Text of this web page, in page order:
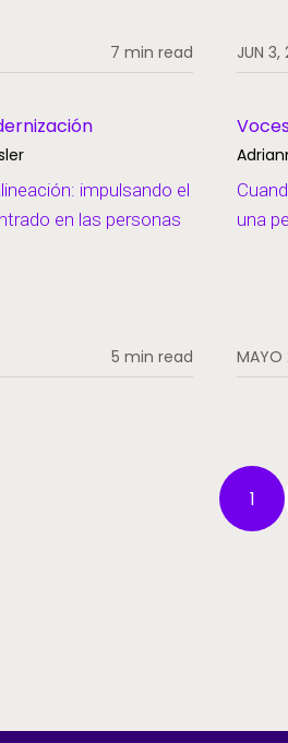
7 min read JUN 3,
impulsando el
en las personas
5 min read
una
MAYO
1